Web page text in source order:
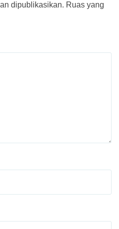
dipublikasikan. Ruas yang